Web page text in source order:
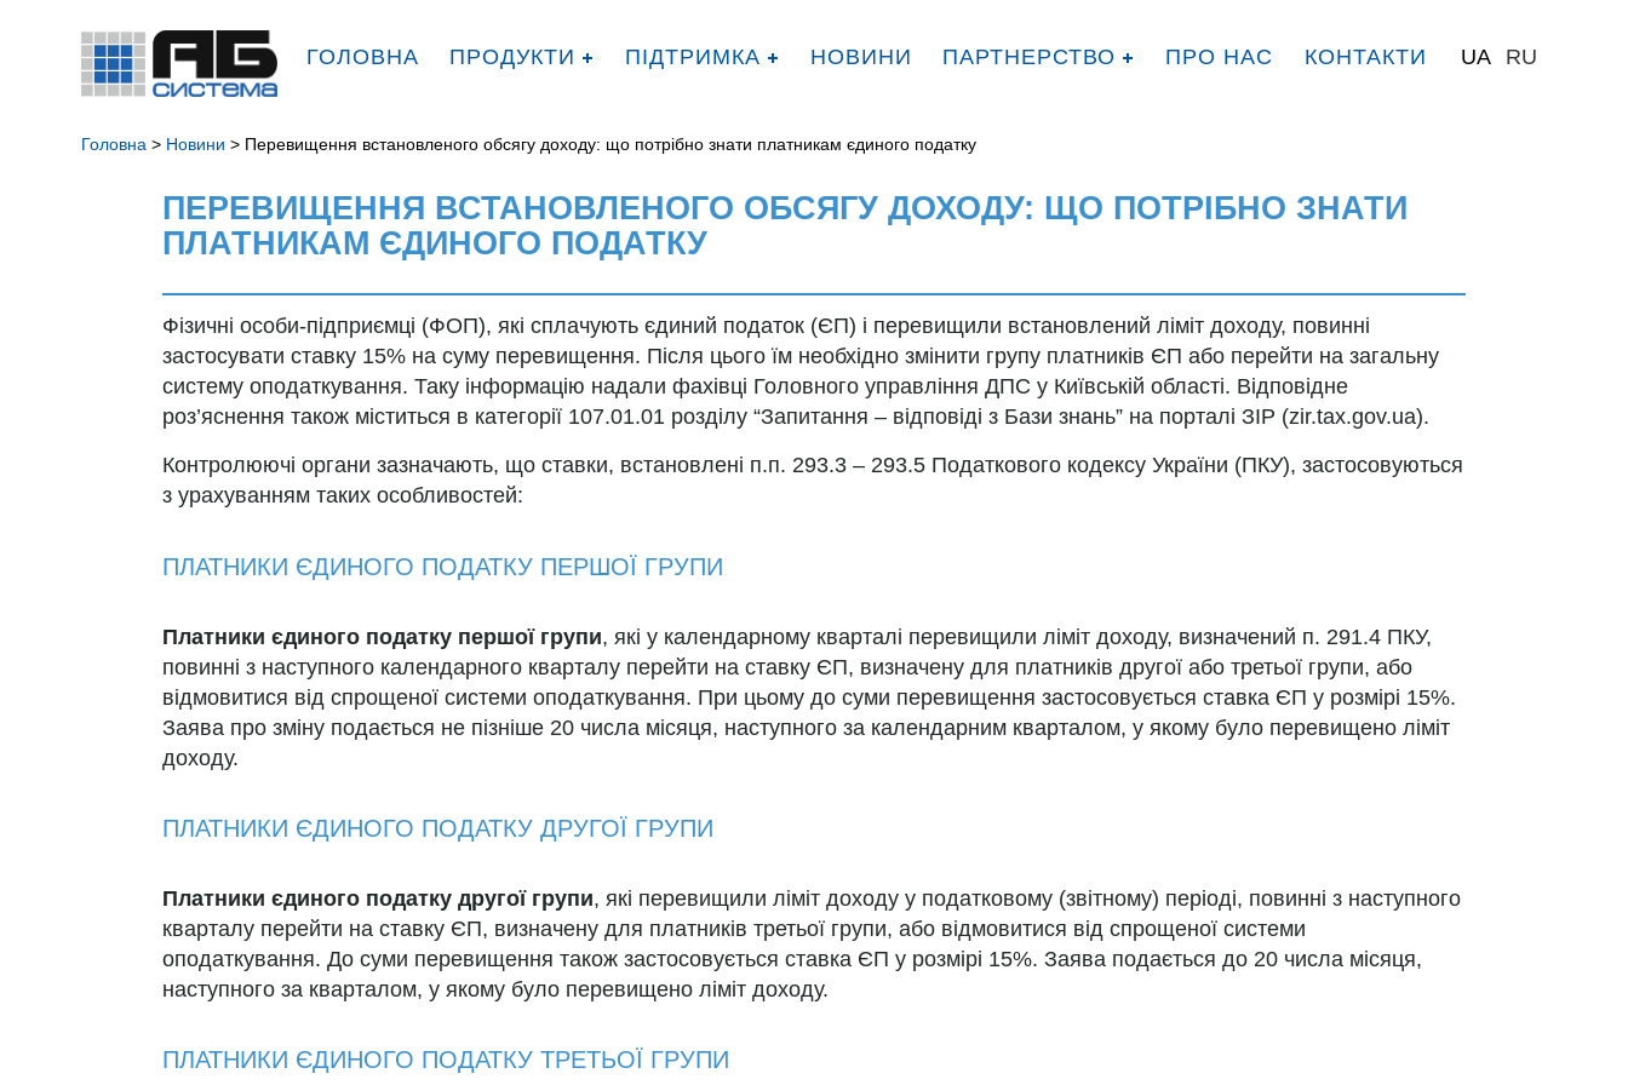
ГОЛОВНА ПРОДУКТИ ПІДТРИМКА НОВИНИ ПАРТНЕРСТВО ПРО НАС КОНТАКТИ UA RU
Головна > Новини > Перевищення встановленого обсягу доходу: що потрібно знати платникам єдиного податку
ПЕРЕВИЩЕННЯ ВСТАНОВЛЕНОГО ОБСЯГУ ДОХОДУ: ЩО ПОТРІБНО ЗНАТИ
ПЛАТНИКАМ ЄДИНОГО ПОДАТКУ
Фізичні особи-підприємці (ФОП), які сплачують єдиний податок (ЄП) і перевищили встановлений ліміт доходу, повинні
застосувати ставку 15% на суму перевищення. Після цього їм необхідно змінити групу платників ЄП або перейти на загальну
систему оподаткування. Таку інформацію надали фахівці Головного управління ДПС у Київській області. Відповідне
роз’яснення також міститься в категорії 107.01.01 розділу “Запитання – відповіді з Бази знань” на порталі ЗІР (zir.tax.gov.ua).
Контролюючі органи зазначають, що ставки, встановлені п.п. 293.3 – 293.5 Податкового кодексу України (ПКУ), застосовуються
з урахуванням таких особливостей:
ПЛАТНИКИ ЄДИНОГО ПОДАТКУ ПЕРШОЇ ГРУПИ
Платники єдиного податку першої групи, які у календарному кварталі перевищили ліміт доходу, визначений п. 291.4 ПКУ,
повинні з наступного календарного кварталу перейти на ставку ЄП, визначену для платників другої або третьої групи, або
відмовитися від спрощеної системи оподаткування. При цьому до суми перевищення застосовується ставка ЄП у розмірі 15%.
Заява про зміну подається не пізніше 20 числа місяця, наступного за календарним кварталом, у якому було перевищено ліміт
доходу.
ПЛАТНИКИ ЄДИНОГО ПОДАТКУ ДРУГОЇ ГРУПИ
Платники єдиного податку другої групи, які перевищили ліміт доходу у податковому (звітному) періоді, повинні з наступного
кварталу перейти на ставку ЄП, визначену для платників третьої групи, або відмовитися від спрощеної системи
оподаткування. До суми перевищення також застосовується ставка ЄП у розмірі 15%. Заява подається до 20 числа місяця,
наступного за кварталом, у якому було перевищено ліміт доходу.
ПЛАТНИКИ ЄДИНОГО ПОДАТКУ ТРЕТЬОЇ ГРУПИ